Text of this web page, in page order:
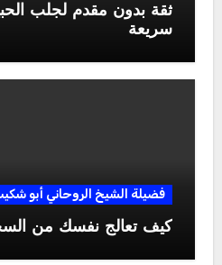
ثقة بدون مقدم لجلب
سريعة
فضيلة الشيخ الروحاني أبو
كيف تعالج نفسك من